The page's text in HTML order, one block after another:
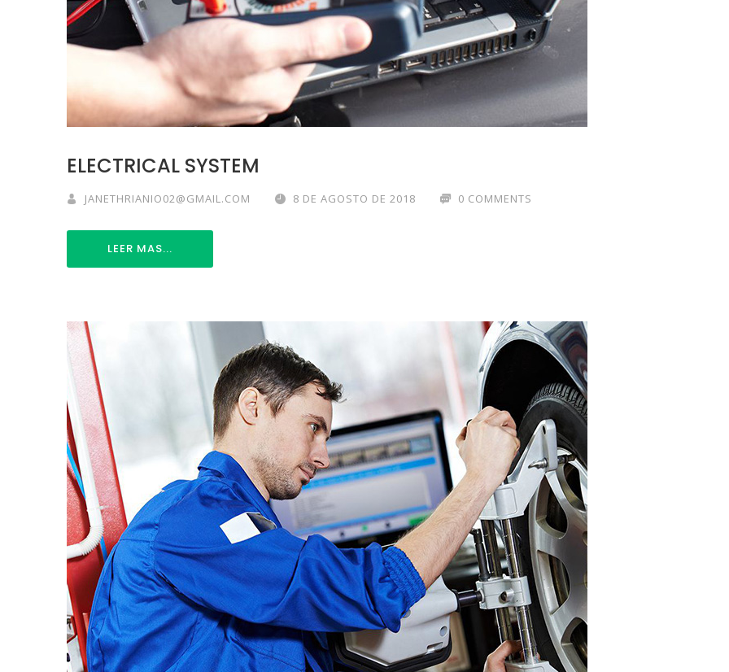
ELECTRICAL SYSTEM
JANETHRIANIO02@GMAIL.COM 8 DE AGOSTO DE 2018 0 COMMENTS
LEER MAS...